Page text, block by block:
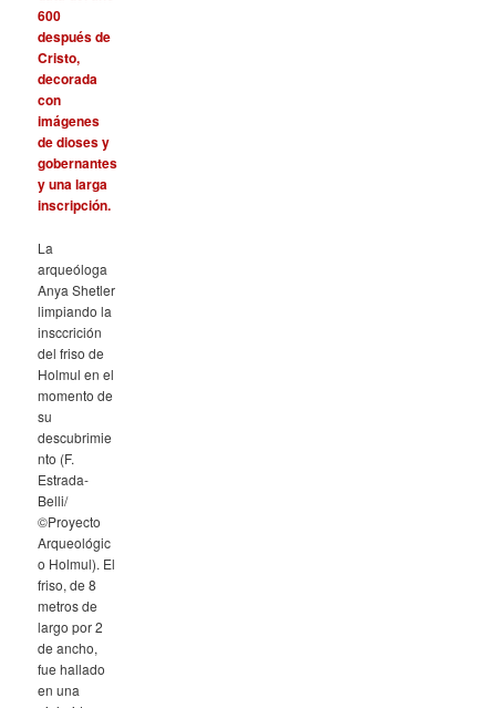
La
arqueóloga
Anya Shetler
limpiando la
insccrición
del friso de
Holmul en el
momento de
su
descubrimie
nto (F.
Estrada-
Belli/
©Proyecto
Arqueológic
o Holmul). El
friso, de 8
metros de
largo por 2
de ancho,
fue hallado
en una